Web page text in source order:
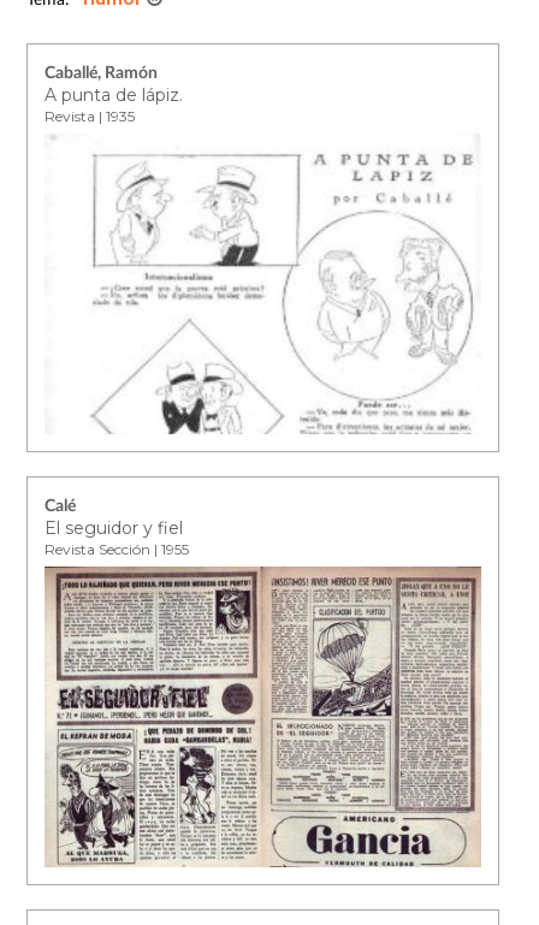
Caballé, Ramón
A punta de lápiz.
Revista | 1935
Calé
El seguidor y fiel
Revista Sección | 1955